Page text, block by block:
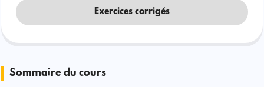
Exercices corrigés
Sommaire du cours